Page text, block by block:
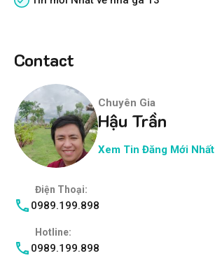
Contact
Chuyên Gia
Hậu Trần
Xem Tin Đăng Mới Nhất
Điện Thoại:
0989.199.898
Hotline:
0989.199.898